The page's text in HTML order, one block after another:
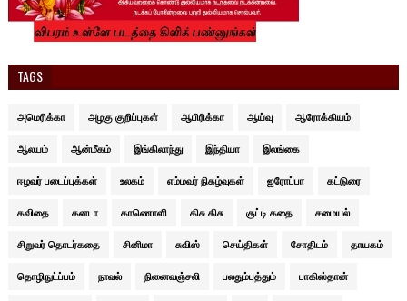
TAGS
அமெரிக்கா அழகு குறிப்புகள் ஆபிரிக்கா ஆய்வு ஆரோக்கியம்
ஆலயம் ஆன்மீகம் இங்கிலாந்து இந்தியா இலங்கை
ஈழவர் படைப்புக்கள் உலகம் எம்மவர் நிகழ்வுகள் ஐரோப்பா கட்டுரை
கவிதை கனடா காணொளி கிசு கிசு குட்டி கதை சமையல்
சிறுவர் தொடர்கதை சினிமா சுவிஸ் செய்திகள் சோதிடம் தாயகம்
தொழிநுட்ப்பம் நாவல் நினைவஞ்சலி பலதும்பத்தும் பாகிஸ்தான்